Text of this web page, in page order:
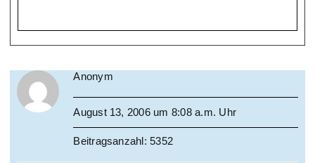
Anonym
August 13, 2006 um 8:08 a.m. Uhr
Beitragsanzahl: 5352